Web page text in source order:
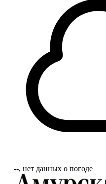
‐‐, нет данных о погоде